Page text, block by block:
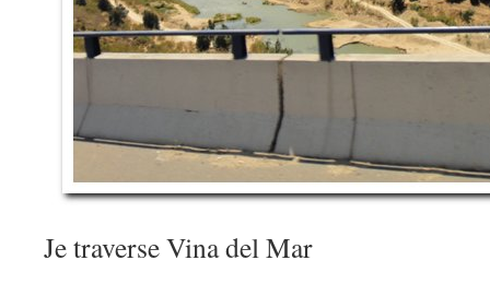
Je traverse Vina del Mar